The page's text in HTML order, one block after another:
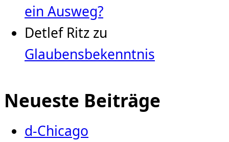
ein Ausweg?
Detlef Ritz zu
Glaubensbekenntnis
Neueste Beiträge
d-Chicago